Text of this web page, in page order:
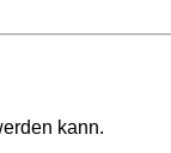
kann.